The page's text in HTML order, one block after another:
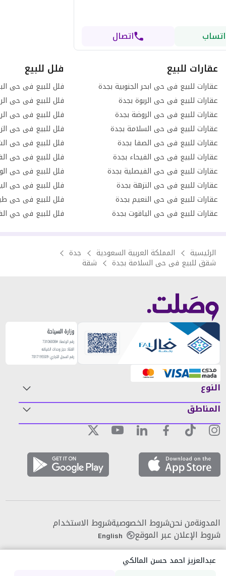
اتصال
عقارات للبيع
عقارات للبيع فى حى ابحر الجنوبية بجدة
عقارات للبيع فى حى الربوة بجدة
عقارات للبيع فى حى الروضة بجدة
عقارات للبيع فى حى السلامة بجدة
عقارات للبيع فى حى الصفا بجدة
عقارات للبيع فى حى الفيحاء بجدة
عقارات للبيع فى حى الفيصلية بجدة
عقارات للبيع فى حى النزهة بجدة
عقارات للبيع فى حى النعيم بجدة
عقارات للبيع فى حى الياقوت بجدة
فلل للبيع
فلل للبيع فى حى
فلل للبيع فى حى
فلل للبيع فى حى
فلل للبيع فى حى
فلل للبيع فى حى
فلل للبيع فى حى
فلل للبيع فى حى
فلل للبيع فى حى
فلل للبيع فى حى
فلل للبيع في حي
الرئيسية المملكة العربية السعودية جدة
شقق للبيع فى حى السلامة بجدة شقة
النوع
المناطق
المدونةمن نحنشروط الخصوصيةشروط الاستخدام
شروط الإعلان عبر الموقع English
عبدالعزيز احمد حسن المالكي